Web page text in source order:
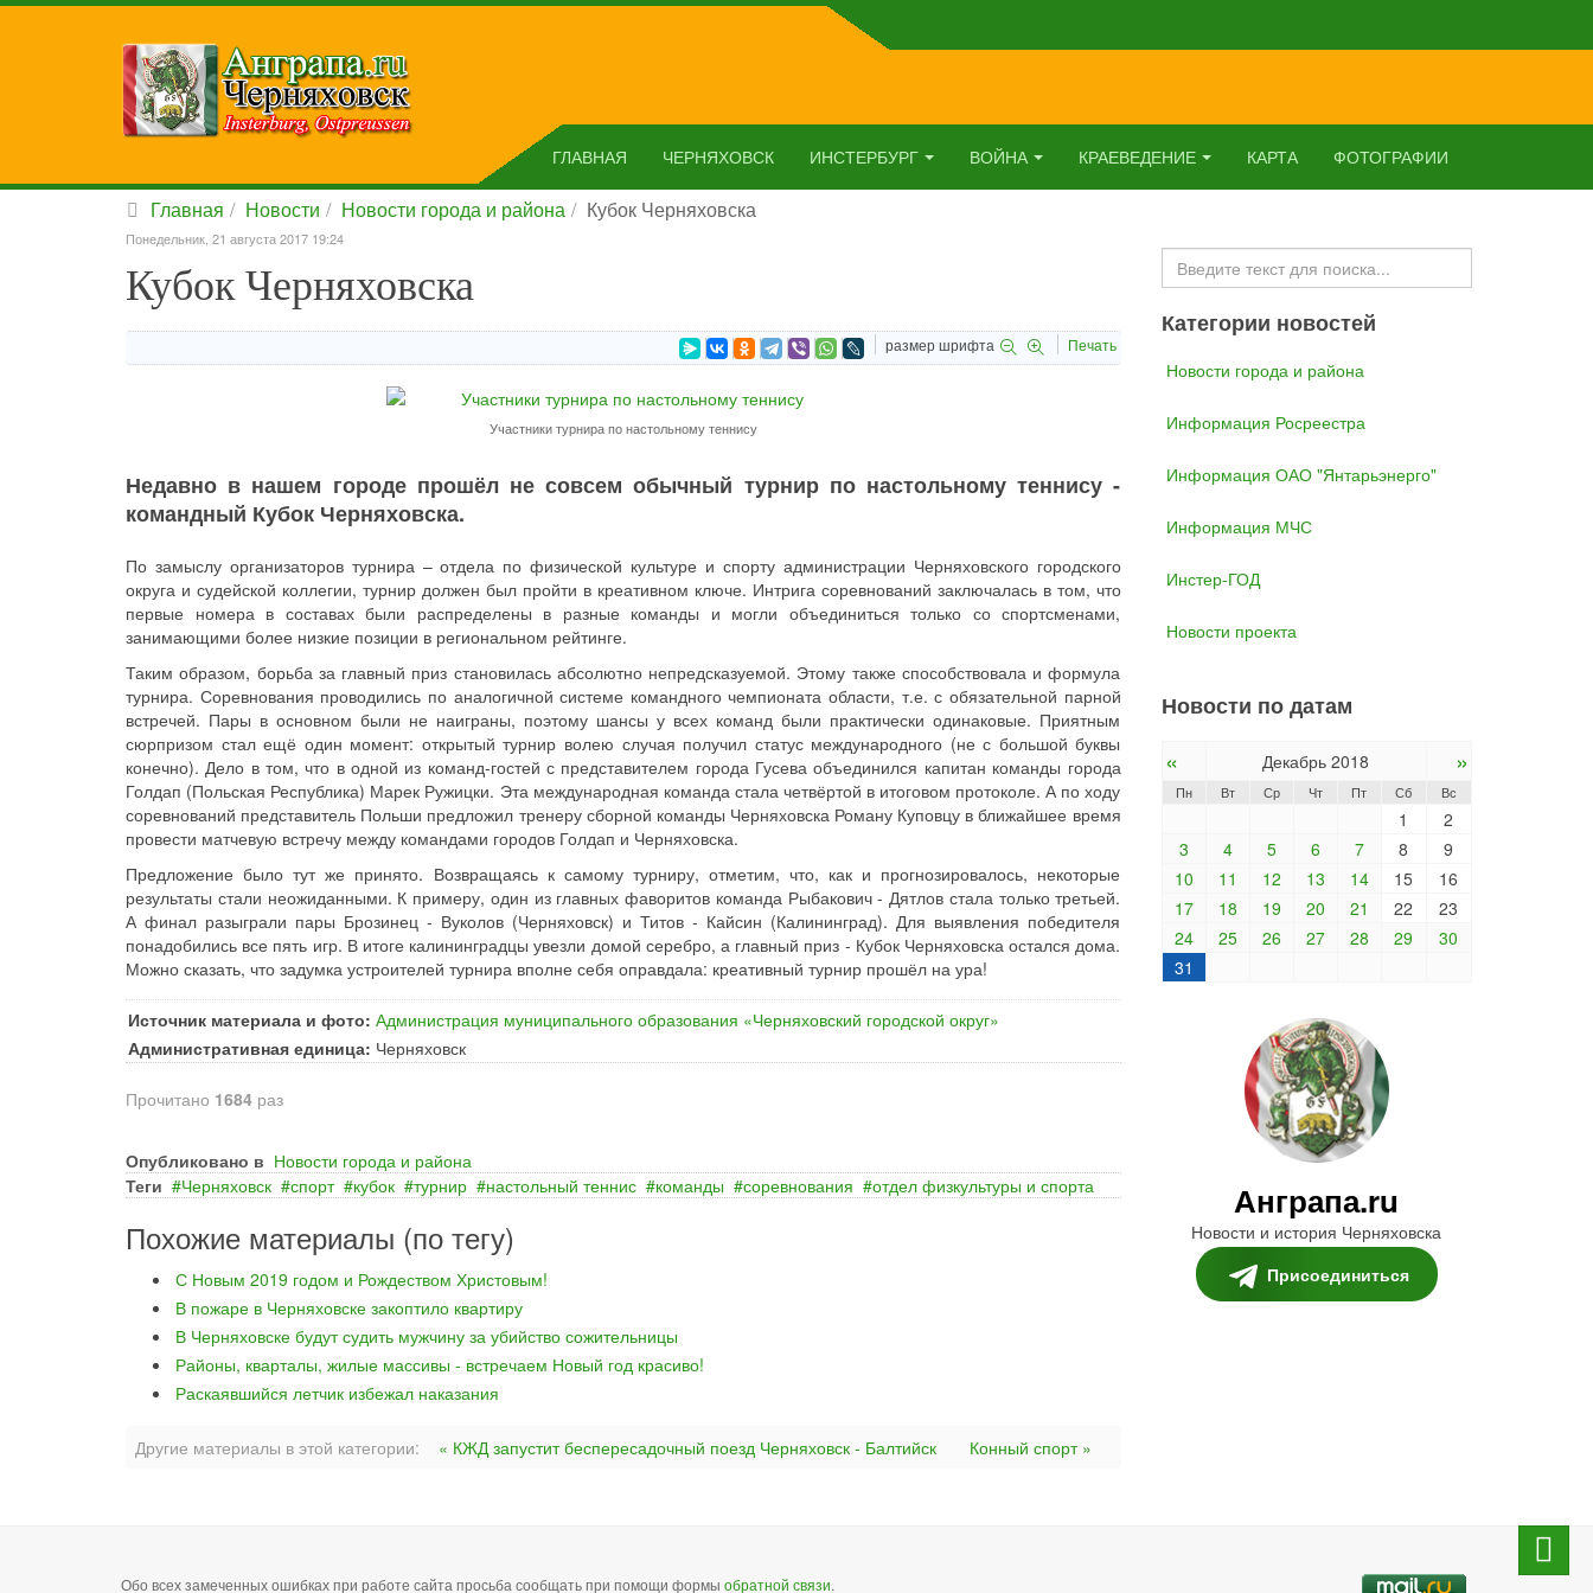
ГЛАВНАЯ ЧЕРНЯХОВСК ИНСТЕРБУРГ ВОЙНА КРАЕВЕДЕНИЕ КАРТА ФОТОГРАФИИ
Главная Новости Новости города и района Кубок Черняховска
Понедельник, 21 августа 2017 19:24
Кубок Черняховска
размер шрифта Печать
Участники турнира по настольному теннису
Недавно в нашем городе прошёл не совсем обычный турнир по настольному теннису -
командный Кубок Черняховска.
По замыслу организаторов турнира – отдела по физической культуре и спорту администрации Черняховского городского
округа и судейской коллегии, турнир должен был пройти в креативном ключе. Интрига соревнований заключалась в том, что
первые номера в составах были распределены в разные команды и могли объединиться только со спортсменами,
занимающими более низкие позиции в региональном рейтинге.
Таким образом, борьба за главный приз становилась абсолютно непредсказуемой. Этому также способствовала и формула
турнира. Соревнования проводились по аналогичной системе командного чемпионата области, т.е. с обязательной парной
встречей. Пары в основном были не наиграны, поэтому шансы у всех команд были практически одинаковые. Приятным
сюрпризом стал ещё один момент: открытый турнир волею случая получил статус международного (не с большой буквы
конечно). Дело в том, что в одной из команд-гостей с представителем города Гусева объединился капитан команды города
Голдап (Польская Республика) Марек Ружицки. Эта международная команда стала четвёртой в итоговом протоколе. А по ходу
соревнований представитель Польши предложил тренеру сборной команды Черняховска Роману Куповцу в ближайшее время
провести матчевую встречу между командами городов Голдап и Черняховска.
Предложение было тут же принято. Возвращаясь к самому турниру, отметим, что, как и прогнозировалось, некоторые
результаты стали неожиданными. К примеру, один из главных фаворитов команда Рыбакович - Дятлов стала только третьей.
А финал разыграли пары Брозинец - Вуколов (Черняховск) и Титов - Кайсин (Калининград). Для выявления победителя
понадобились все пять игр. В итоге калининградцы увезли домой серебро, а главный приз - Кубок Черняховска остался дома.
Можно сказать, что задумка устроителей турнира вполне себя оправдала: креативный турнир прошёл на ура!
Источник материала и фото: Администрация муниципального образования «Черняховский городской округ»
Административная единица: Черняховск
Прочитано 1684 раз
Опубликовано в Новости города и района
Теги
Черняховск спорт кубок турнир настольный теннис команды соревнования отдел физкультуры и спорта
Похожие материалы (по тегу)
С Новым 2019 годом и Рождеством Христовым!
В пожаре в Черняховске закоптило квартиру
В Черняховске будут судить мужчину за убийство сожительницы
Районы, кварталы, жилые массивы - встречаем Новый год красиво!
Раскаявшийся летчик избежал наказания
Другие материалы в этой категории: « КЖД запустит беспересадочный поезд Черняховск - Балтийск Конный спорт »
Искать...
Категории новостей
Новости города и района
Информация Росреестра
Информация ОАО "Янтарьэнерго"
Информация МЧС
Инстер-ГОД
Новости проекта
Новости по датам
« Декабрь 2018 »
Пн Вт Ср Чт Пт Сб Вс
1
2
3
4 5 6 7 8
9
10
11 12 13 14 15
16
17
18 19 20 21 22
23
24
25 26 27 28 29
30
31
Анграпа.ru
Новости и история Черняховска
Присоединиться
Обо всех замеченных ошибках при работе сайта просьба сообщать при помощи формы обратной связи.